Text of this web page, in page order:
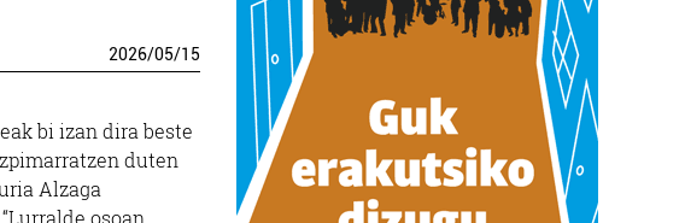
2026/05/15
bi izan dira beste
duten
Alzaga
osoan